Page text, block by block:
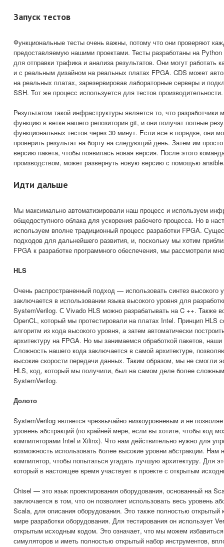
Запуск тестов
Функциональные тесты очень важны, потому что они проверяют
предоставляемую нашими проектами. Тесты разработаны на
для отправки трафика и анализа результатов. Они могут работать
и с реальным дизайном на реальных платах FPGA. CDS может
на реальных платах, зарезервировав лабораторные серверы и
SSH. Тот же процесс используется для тестов производительности.
Результатом такой инфраструктуры является то, что разработчики
функцию в ветке нашего репозитория git, и они получат полные
функциональных тестов через 30 минут. Если все в порядке, они
проверить результат на борту на следующий день. Затем им
версию пакета, чтобы появилась новая версия. После этого
производством, может развернуть новую версию с помощью
Идти дальше
Мы максимально автоматизировали наш процесс и используем
общедоступного облака для ускорения рабочего процесса. Но в
используем вполне традиционный процесс разработки FPGA.
подходов для дальнейшего развития, и, поскольку мы хотим
FPGA к разработке программного обеспечения, мы рассмотрели
HLS
Очень распространенный подход — использовать синтез высокого
заключается в использовании языка высокого уровня для
SystemVerilog. С Vivado HLS можно разрабатывать на C ++. Также
OpenCL, который мы протестировали на платах Intel. Принцип HLS
алгоритм из кода высокого уровня, а затем автоматически
архитектуру на FPGA. Но мы занимаемся обработкой пакетов,
Сложность нашего кода заключается в самой архитектуре,
высокие скорости передачи данных. Таким образом, мы не смогли
HLS, код, который мы получили, был на самом деле более
SystemVerilog.
Долото
SystemVerilog является чрезвычайно низкоуровневым и не
уровень абстракций (по крайней мере, если вы хотите, чтобы код
компиляторами Intel и Xilinx). Что нам действительно нужно для
возможность использовать более высокие уровни абстракции.
компилятор, чтобы попытаться угадать лучшую архитектуру. Для
который в настоящее время участвует в проекте с открытым
Chisel — это язык проектирования оборудования, основанный на
заключается в том, что он позволяет использовать весь уровень
Scala, для описания оборудования. Это также полностью открытый
мире разработки оборудования. Для тестирования он использует
открытым исходным кодом. Это означает, что мы можем
симуляторов и иметь полностью открытый набор инструментов,